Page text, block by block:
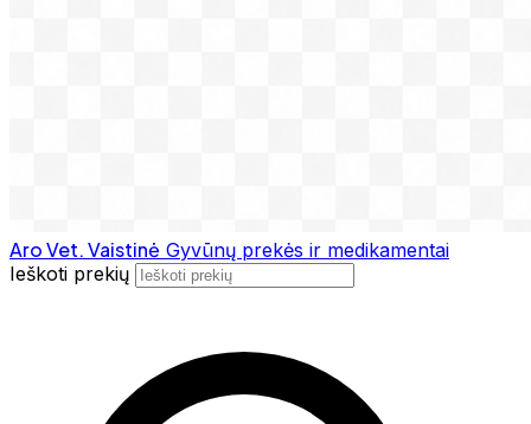
Aro Vet. Vaistinė Gyvūnų prekės ir medikamentai
Ieškoti prekių